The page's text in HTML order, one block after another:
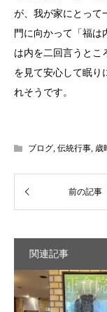
が、我が家にとって
門に向かって「福は
は内を二回言うとこ
を見て安心して眠り
れそうです。
ブログ, 伝統行事, 歳
関連記事